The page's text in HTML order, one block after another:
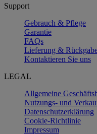
Support
Gebrauch & Pflege
Garantie
FAQs
Lieferung &
Kontaktieren Sie uns
LEGAL
Allgemeine
Nutzungs- und
Datenschutzerklärung
Cookie-Richtlinie
Impressum